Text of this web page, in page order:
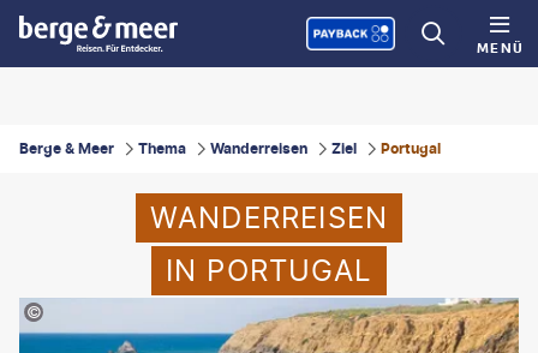
MENÜ
Berge & Meer Thema Wanderreisen Ziel Portugal
WANDERREISEN
IN PORTUGAL
iStock